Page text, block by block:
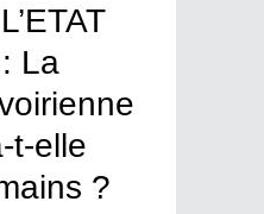
La
t-elle
?